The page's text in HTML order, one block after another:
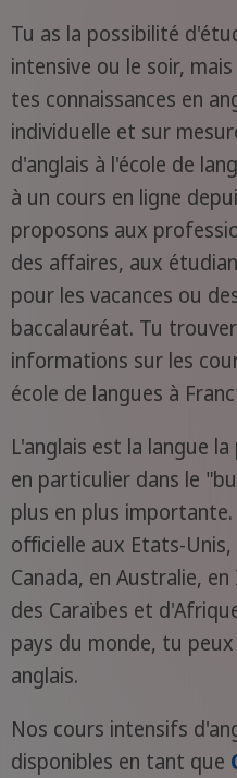
Tu as la possibilité
intensive ou le soir,
tes connaissances en
individuelle et sur
d'anglais à l'école de
à un cours en ligne
proposons aux
des affaires, aux
pour les vacances ou
baccalauréat. Tu
informations sur les
école de langues à
L'anglais est la langue
en particulier dans le
plus en plus
officielle aux Etats-
Canada, en Australie,
des Caraïbes et
pays du monde, tu
anglais.
Nos cours intensifs
disponibles en tant que